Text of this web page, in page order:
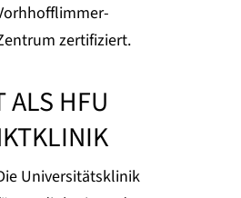
zertifiziert.
ALS HFU
Universitätsklinik